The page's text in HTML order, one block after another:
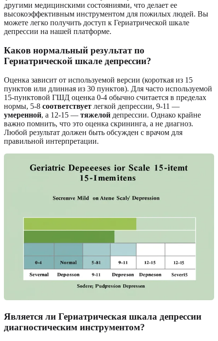
другими медицинскими состояниями, что делает ее
высокоэффективным инструментом для пожилых людей. Вы
можете легко получить доступ к Гериатрической шкале
депрессии на нашей платформе.
Каков нормальный результат по
Гериатрической шкале депрессии?
Оценка зависит от используемой версии (короткая из 15
пунктов или длинная из 30 пунктов). Для часто используемой
15-пунктовой ГШД оценка 0-4 обычно считается в пределах
нормы, 5-8 соответствует легкой депрессии, 9-11 —
умеренной, а 12-15 — тяжелой депрессии. Однако крайне
важно помнить, что это оценка скрининга, а не диагноз.
Любой результат должен быть обсужден с врачом для
правильной интерпретации.
Является ли Гериатрическая шкала депрессии
диагностическим инструментом?